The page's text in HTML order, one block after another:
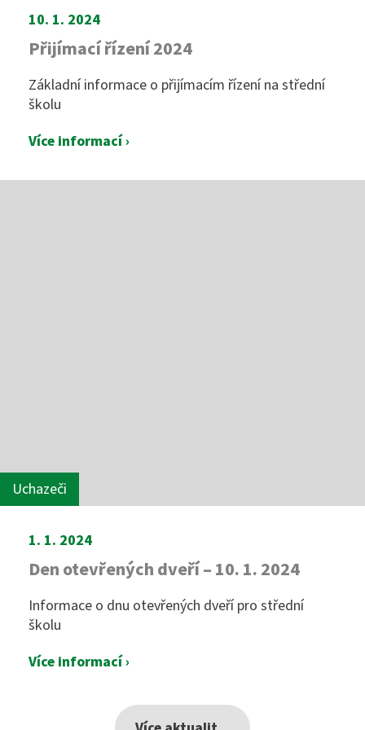
10. 1. 2024
Přijímací řízení 2024
Základní informace o přijímacím řízení na střední
školu
Více informací ›
Uchazeči
1. 1. 2024
Den otevřených dveří – 10. 1. 2024
Informace o dnu otevřených dveří pro střední
školu
Více informací ›